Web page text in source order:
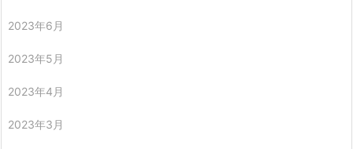
2023年6月
2023年5月
2023年4月
2023年3月